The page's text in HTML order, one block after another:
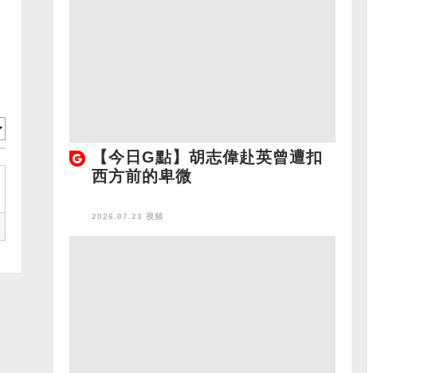
【今日G點】胡志偉赴英曾遭扣
西方前的卑微
2026.07.23 視頻